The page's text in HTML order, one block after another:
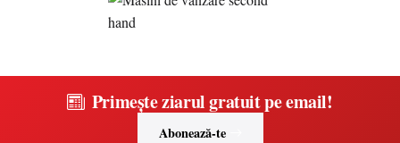
Primește ziarul gratuit pe email!
Abonează-te